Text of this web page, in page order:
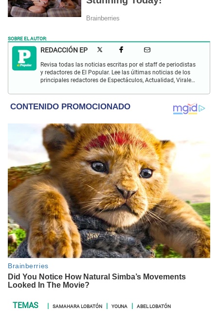
SOBRE EL AUTOR:
REDACCIÓN EP
Revisa todas las noticias escritas por el staff de periodistas
y redactores de El Popular. Lee las últimas noticias de los
principales redactores de Espectáculos, Actualidad, Virales,
SAMAHARA LOBATÓN YOUNA
ABEL LOBATÓN